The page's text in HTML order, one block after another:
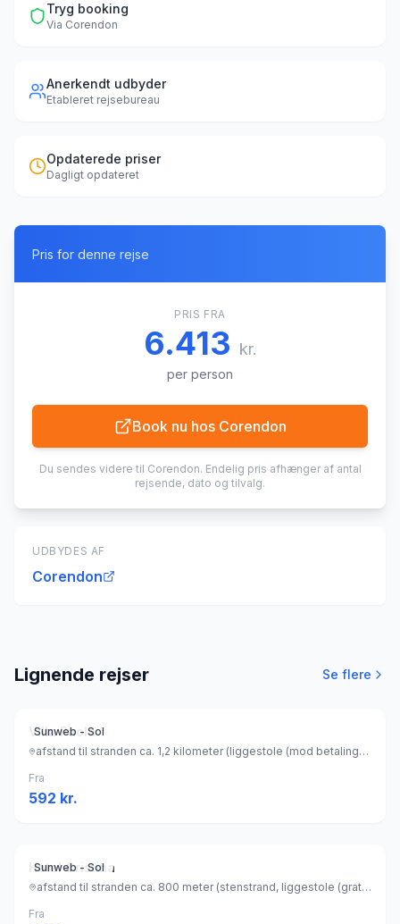
Tryg booking
Via Corendon
Anerkendt udbyder
Etableret rejsebureau
Opdaterede priser
Dagligt opdateret
Pris for denne rejse
PRIS FRA
6.413 kr.
per person
Book nu hos Corendon
Du sendes videre til Corendon. Endelig pris afhænger af antal
rejsende, dato og tilvalg.
UDBYDES AF
Corendon
Lignende rejser Se flere
Sunweb - Sol
Villa Paola
afstand til stranden ca. 1,2 kilometer (liggestole (mod betaling) , parasol (mod betaling) ), Italien
Fra
592 kr.
Sunweb - Sol
Hotel Cristina
afstand til stranden ca. 800 meter (stenstrand, liggestole (gratis) , parasol (gratis) ), Italien
Fra